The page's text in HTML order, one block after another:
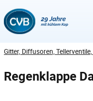
Gitter, Diffusoren,
Regenklappe